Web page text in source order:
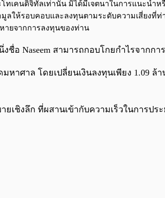
ทเคนดิจิทัลเท่านั้น มิได้มีเจตนาในการแนะนำ
ให้รอบคอบและลงทุนตามระดับความเสี่ยงที่ท่
ายจากการลงทุนของท่าน
งชื่อ Naseem สามารถกอบโกยกำไรจาก
หาศาล โดยเปลี่ยนเงินลงทุนเพียง 1.09
ชิงลึก ที่ผสานเข้ากับความเร็วในการป